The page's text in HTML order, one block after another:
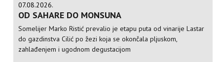
07.08.2026.
OD SAHARE DO MONSUNA
Somelijer Marko Ristić prevalio je etapu puta od vinarije Lastar
do gazdinstva Cilić po žezi koja se okončala pljuskom,
zahlađenjem i ugodnom degustacijom